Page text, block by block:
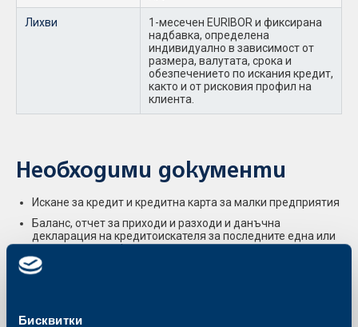
Бисквитки
Лихви
1-месечен EURIBOR и фиксирана
надбавка, определена
индивидуално в зависимост от
размера, валутата, срока и
обезпечението по искания кредит,
както и от рисковия профил на
клиента.
Необходими документи
Искане за кредит и кредитна карта за малки предприятия
Баланс, отчет за приходи и разходи и данъчна
декларация на кредитоискателя за последните една или
две завършени финансови години, към датата на
кандидатстване